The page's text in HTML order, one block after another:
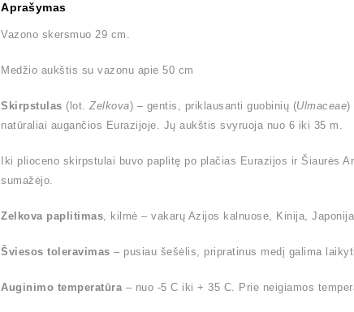
Aprašymas
Vazono skersmuo 29 cm.
Medžio aukštis su vazonu apie 50 cm
Skirpstulas (lot. Zelkova) – gentis, priklausanti guobinių (Ulmaceae)
natūraliai augančios Eurazijoje. Jų aukštis svyruoja nuo 6 iki 35 m.
Iki plioceno skirpstulai buvo paplitę po plačias Eurazijos ir Šiaurės
sumažėjo.
Zelkova paplitimas, kilmė – vakarų Azijos kalnuose, Kinija,
Šviesos toleravimas – pusiau šešėlis, pripratinus medį galima
Auginimo temperatūra– nuo -5 C iki + 35 C. Prie neigiamos